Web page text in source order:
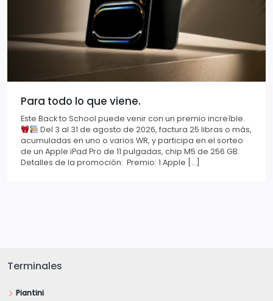
Para todo lo que viene.
Este Back to School puede venir con un premio increíble.
Del 3 al 31 de agosto de 2026, factura 25 libras o más,
acumuladas en uno o varios WR, y participa en el sorteo
de un Apple iPad Pro de 11 pulgadas, chip M5 de 256 GB.
Detalles de la promoción: Premio: 1 Apple […]
Terminales
Piantini